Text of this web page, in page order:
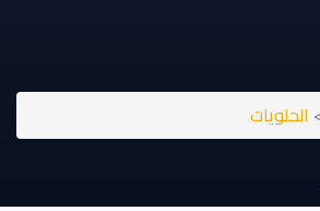
الحلويات